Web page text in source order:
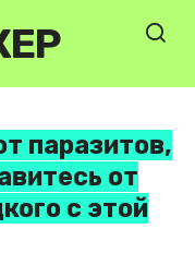
паразитов,
от
с этой